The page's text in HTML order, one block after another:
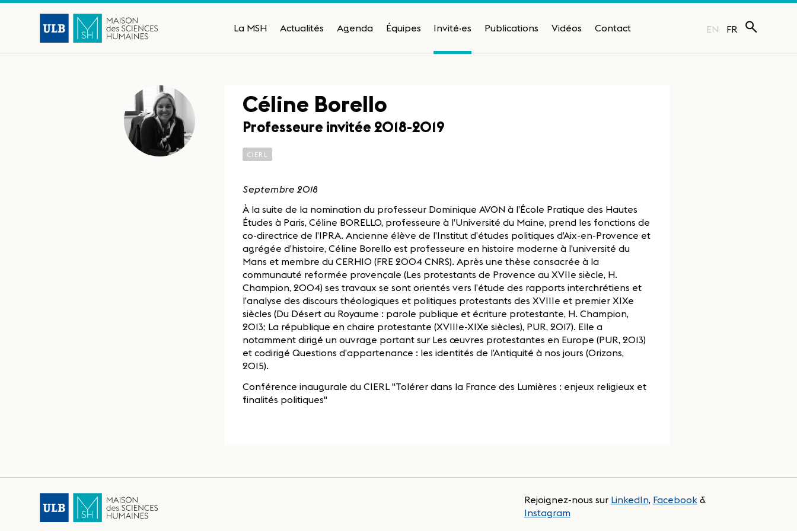
La MSH Actualités Agenda Équipes Invité·es Publications Vidéos Contact EN FR
Céline Borello
Professeure invitée 2018-2019
CIERL
Septembre 2018
À la suite de la nomination du professeur Dominique AVON à l’École Pratique des Hautes
Études à Paris, Céline BORELLO, professeure à l’Université du Maine, prend les fonctions de
co-directrice de l’IPRA. Ancienne élève de l’Institut d’études politiques d’Aix-en-Provence et
agrégée d’histoire, Céline Borello est professeure en histoire moderne à l’université du
Mans et membre du CERHIO (FRE 2004 CNRS). Après une thèse consacrée à la
communauté reformée provençale (Les protestants de Provence au XVIIe siècle, H.
Champion, 2004) ses travaux se sont orientés vers l’étude des rapports interchrétiens et
l’analyse des discours théologiques et politiques protestants des XVIIIe et premier XIXe
siècles (Du Désert au Royaume : parole publique et écriture protestante, H. Champion,
2013; La république en chaire protestante (XVIIIe-XIXe siècles), PUR, 2017). Elle a
notamment dirigé un ouvrage portant sur Les œuvres protestantes en Europe (PUR, 2013)
et codirigé Questions d’appartenance : les identités de l’Antiquité à nos jours (Orizons,
2015).
Conférence inaugurale du CIERL "Tolérer dans la France des Lumières : enjeux religieux et
finalités politiques"
Rejoignez-nous sur LinkedIn, Facebook&
Instagram